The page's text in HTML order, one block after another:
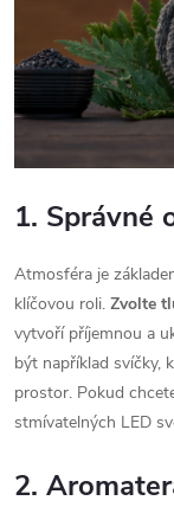
1. Správné
Atmosféra je
klíčovou roli. Zvolte
vytvoří příjemnou a
být například svíčky,
prostor. Pokud
stmívatelných LED
2.